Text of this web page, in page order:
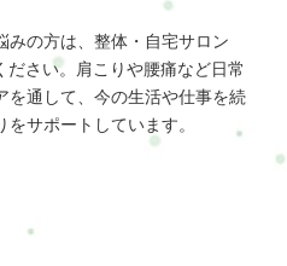
みの方は、整体・自宅サロン
ださい。肩こりや腰痛など日常
を通して、今の生活や仕事を続
サポートしています。